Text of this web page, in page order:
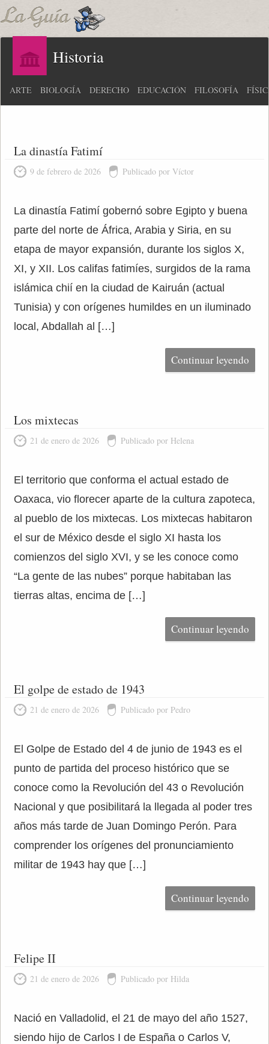
Historia
ARTE BIOLOGÍA DERECHO EDUCACIÓN FILOSOFÍA
La dinastía Fatimí
9 de febrero de 2026 Publicado por Víctor
La dinastía Fatimí gobernó sobre Egipto y buena
parte del norte de África, Arabia y Siria, en su
etapa de mayor expansión, durante los siglos X,
XI, y XII. Los califas fatimíes, surgidos de la rama
islámica chií en la ciudad de Kairuán (actual
Tunisia) y con orígenes humildes en un iluminado
local, Abdallah al […]
Continuar leyendo
Los mixtecas
21 de enero de 2026 Publicado por Helena
El territorio que conforma el actual estado de
Oaxaca, vio florecer aparte de la cultura zapoteca,
al pueblo de los mixtecas. Los mixtecas habitaron
el sur de México desde el siglo XI hasta los
comienzos del siglo XVI, y se les conoce como
“La gente de las nubes” porque habitaban las
tierras altas, encima de […]
Continuar leyendo
El golpe de estado de 1943
21 de enero de 2026 Publicado por Pedro
El Golpe de Estado del 4 de junio de 1943 es el
punto de partida del proceso histórico que se
conoce como la Revolución del 43 o Revolución
Nacional y que posibilitará la llegada al poder tres
años más tarde de Juan Domingo Perón. Para
comprender los orígenes del pronunciamiento
militar de 1943 hay que […]
Continuar leyendo
Felipe II
21 de enero de 2026 Publicado por Hilda
Nació en Valladolid, el 21 de mayo del año 1527,
siendo hijo de Carlos I de España o Carlos V,